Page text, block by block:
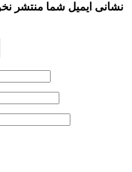
نشانی ایمیل شما منتشر